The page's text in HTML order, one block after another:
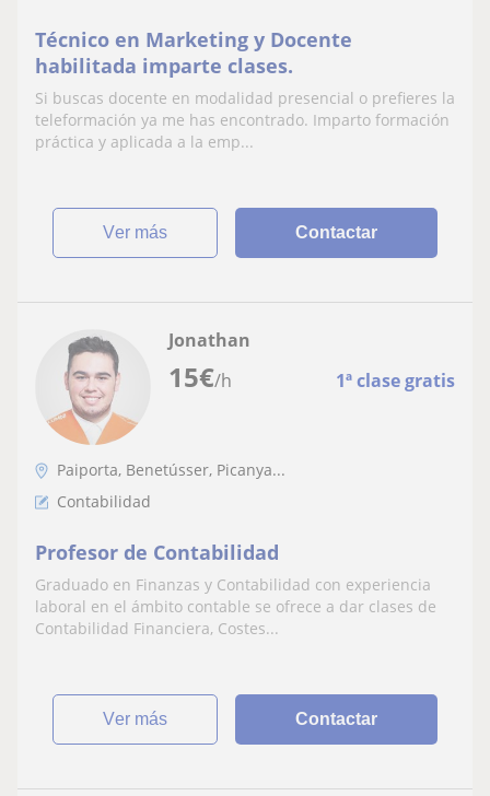
Técnico en Marketing y Docente
habilitada imparte clases.
Si buscas docente en modalidad presencial o prefieres la
teleformación ya me has encontrado. Imparto formación
práctica y aplicada a la emp...
ver más Contactar
15€/h 1ª clase gratis
Jonathan
Paiporta, Benetússer, Picanya...
Contabilidad
Profesor de Contabilidad
Graduado en Finanzas y Contabilidad con experiencia
laboral en el ámbito contable se ofrece a dar clases de
Contabilidad Financiera, Costes...
ver más Contactar